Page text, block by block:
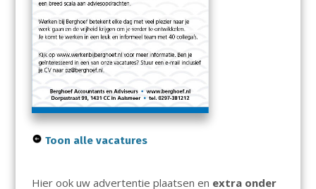
Toon alle vacatures
Hier ook uw advertentie plaatsen en extra onder